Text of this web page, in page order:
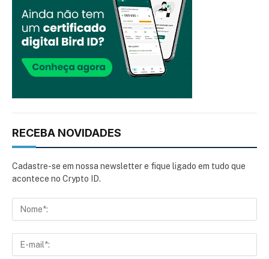
RECEBA NOVIDADES
Cadastre-se em nossa newsletter e fique ligado em tudo que
acontece no Crypto ID.